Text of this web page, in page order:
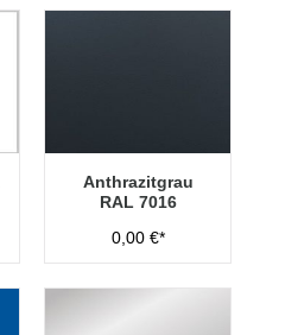
Anthrazitgrau
RAL 7016
0,00 €*